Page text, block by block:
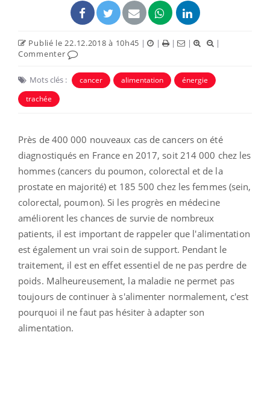
Publié le 22.12.2018 à 10h45 | | | |
|
Commenter
Mots clés : cancer alimentation
énergie
trachée
Près de 400 000 nouveaux cas de cancers on été
diagnostiqués en France en 2017, soit 214 000 chez les
hommes (cancers du poumon, colorectal et de la
prostate en majorité) et 185 500 chez les femmes (sein,
colorectal, poumon). Si les progrès en médecine
améliorent les chances de survie de nombreux
patients, il est important de rappeler que l'alimentation
est également un vrai soin de support. Pendant le
traitement, il est en effet essentiel de ne pas perdre de
poids. Malheureusement, la maladie ne permet pas
toujours de continuer à s'alimenter normalement, c'est
pourquoi il ne faut pas hésiter à adapter son
alimentation.